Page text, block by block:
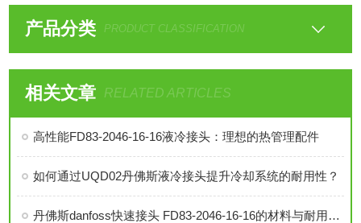
产品分类 PRODUCT CLASSIFICATION
相关文章 RELATED ARTICLES
高性能FD83-2046-16-16液冷接头：理想的热管理配件
如何通过UQD02丹佛斯液冷接头提升冷却系统的耐用性？
丹佛斯danfoss快速接头 FD83-2046-16-16的材料与耐用性分析